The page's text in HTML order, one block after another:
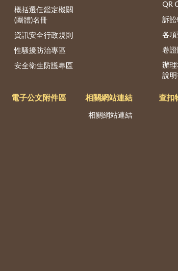
概括選任鑑定機關
(團體)名冊
資訊安全行政規則
性騷擾防治專區
安全衛生防護專區
QR
訴
各
卷
辦
說
電子公文附件區 相關網站連結
相關網站連結
查扣